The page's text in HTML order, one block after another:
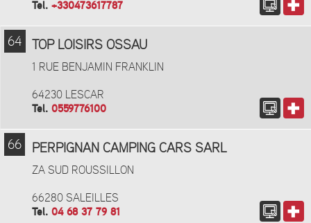
Tel. +330473617787
64 TOP LOISIRS OSSAU
1 RUE BENJAMIN FRANKLIN
64230 LESCAR
Tel. 0559776100
66 PERPIGNAN CAMPING CARS SARL
ZA SUD ROUSSILLON
66280 SALEILLES
Tel. 04 68 37 79 81